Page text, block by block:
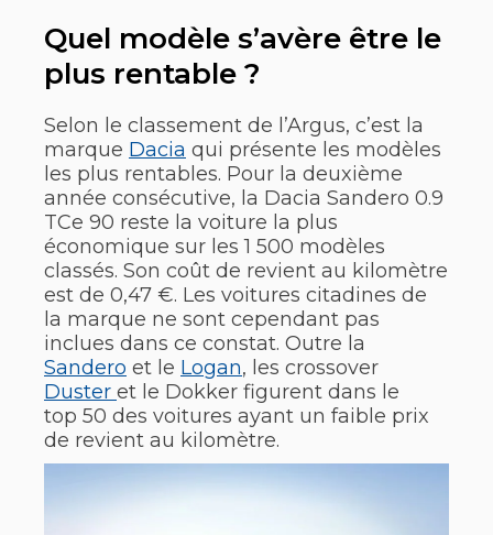
Quel modèle s’avère être le
plus rentable ?
Selon le classement de l’Argus, c’est la
marque Dacia qui présente les modèles
les plus rentables. Pour la deuxième
année consécutive, la Dacia Sandero 0.9
TCe 90 reste la voiture la plus
économique sur les 1 500 modèles
classés. Son coût de revient au kilomètre
est de 0,47 €. Les voitures citadines de
la marque ne sont cependant pas
inclues dans ce constat. Outre la
Sandero et le Logan, les crossover
Duster et le Dokker figurent dans le
top 50 des voitures ayant un faible prix
de revient au kilomètre.